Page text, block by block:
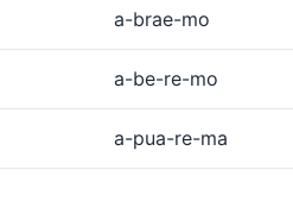
a-brae-mo
a-be-re-mo
a-pua-re-ma